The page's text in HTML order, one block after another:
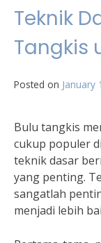
Teknik
Tangkis
Posted on January
Bulu tangkis
cukup populer
teknik dasar
yang penting.
sangatlah
menjadi lebih